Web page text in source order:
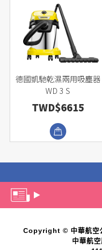
德國凱馳乾濕兩用吸塵器
WD 3 S
TWD$6615
Copyright © 中華航
中華航